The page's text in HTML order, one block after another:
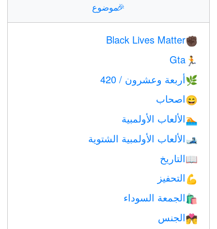
🎉موضوع
✊🏿
Black Lives Matter
🏃
Gta
🌿أربعة وعشرون / 420
😄اصحاب
🏊الألعاب الأولمبية
🎿الألعاب الأولمبية الشتوية
📖التاريخ
💪 التحفيز
🛍الجمعة السوداء
💏الجنس